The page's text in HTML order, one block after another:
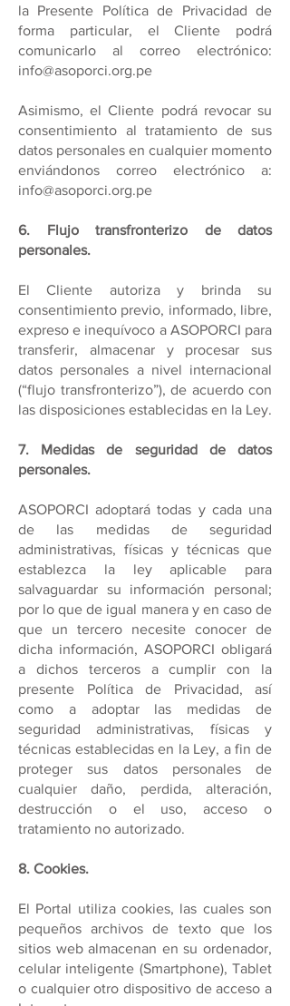
la Presente Política de Privacidad de
forma particular, el Cliente podrá
comunicarlo al correo electrónico:
info@asoporci.org.pe
Asimismo, el Cliente podrá revocar su
consentimiento al tratamiento de sus
datos personales en cualquier momento
enviándonos correo electrónico a:
info@asoporci.org.pe
6. Flujo transfronterizo de datos
personales.
El Cliente autoriza y brinda su
consentimiento previo, informado, libre,
expreso e inequívoco a ASOPORCI para
transferir, almacenar y procesar sus
datos personales a nivel internacional
(“flujo transfronterizo”), de acuerdo con
las disposiciones establecidas en la Ley.
7. Medidas de seguridad de datos
personales.
ASOPORCI adoptará todas y cada una
de las medidas de seguridad
administrativas, físicas y técnicas que
establezca la ley aplicable para
salvaguardar su información personal;
por lo que de igual manera y en caso de
que un tercero necesite conocer de
dicha información, ASOPORCI obligará
a dichos terceros a cumplir con la
presente Política de Privacidad, así
como a adoptar las medidas de
seguridad administrativas, físicas y
técnicas establecidas en la Ley, a fin de
proteger sus datos personales de
cualquier daño, perdida, alteración,
destrucción o el uso, acceso o
tratamiento no autorizado.
8. Cookies.
El Portal utiliza cookies, las cuales son
pequeños archivos de texto que los
sitios web almacenan en su ordenador,
celular inteligente (Smartphone), Tablet
o cualquier otro dispositivo de acceso a